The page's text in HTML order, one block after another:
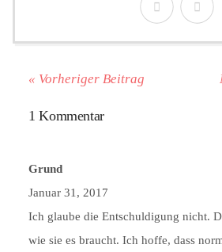
« Vorheriger Beitrag
1 Kommentar
Grund
Januar 31, 2017
Ich glaube die Entschuldigung nicht.
wie sie es braucht. Ich hoffe, dass